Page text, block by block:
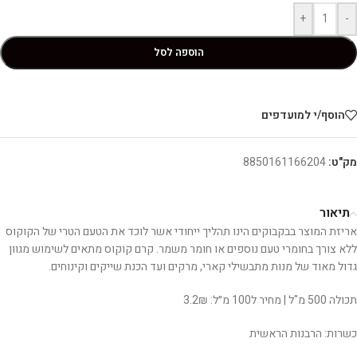
-
+
הוספה לסל
הוסף/י למועדפים
מק"ט:8850161166204
תיאור
אריזת המוצר בבקבוקים הינו תהליך ייחודי אשר לוכד את הטעם הטרי של הקוקוס
ללא צורך בחומרי טעם נוספים או חומר משמר. קרם קוקוס מתאים לשימוש מגוון
גדול מאוד של מנות מתבשילי קארי, מרקים ועד הכנת שייקים וקינוחים.
תכולה 500 מ"ל | מחיר ל100 מ״ל: 3.2₪
כשרות: הרבנות הראשית